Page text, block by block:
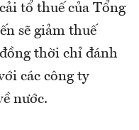
tổ thuế của Tổng
sẽ giảm thuế
thời chỉ đánh
các công ty
nước.